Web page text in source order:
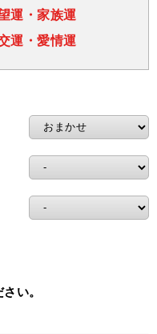
運・家族運
運・愛情運
い。